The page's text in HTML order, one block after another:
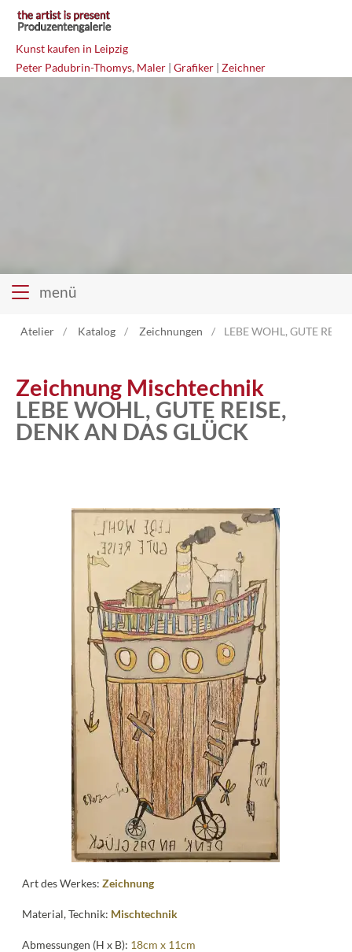
Kunst kaufen in Leipzig
Peter Padubrin-Thomys, Maler | Grafiker | Zeichner
menü
Atelier
Katalog
News
Kontakt
Atelier Katalog Zeichnungen LEBE WOHL, GUTE
Zeichnung Mischtechnik
LEBE WOHL, GUTE REISE,
DENK AN DAS GLÜCK
Art des Werkes:Zeichnung
Material, Technik: Mischtechnik
Abmessungen (H x B): 18cm x 11cm